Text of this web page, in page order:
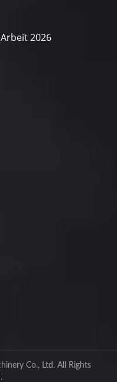
2026
Co., Ltd.All Rights